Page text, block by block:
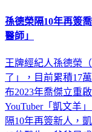
孫德榮隔10年再簽
醫師」
王牌經紀人孫德榮
了」，目前累積17
布2023年喬傑立重
YouTuber「凱文羊
隔10年再簽新人，